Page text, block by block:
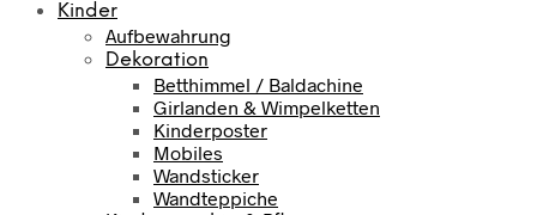
Kinder
Aufbewahrung
Dekoration
Betthimmel / Baldachine
Girlanden & Wimpelketten
Kinderposter
Mobiles
Wandsticker
Wandteppiche